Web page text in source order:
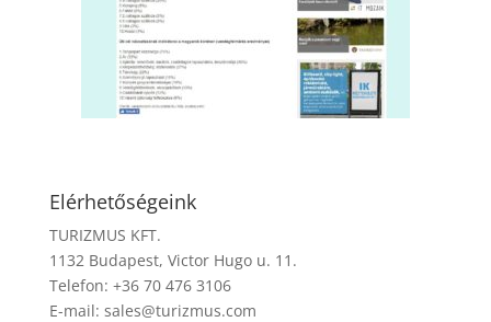
Elérhetőségeink
TURIZMUS KFT.
1132 Budapest, Victor Hugo u. 11.
Telefon: +36 70 476 3106
E-mail: sales@turizmus.com